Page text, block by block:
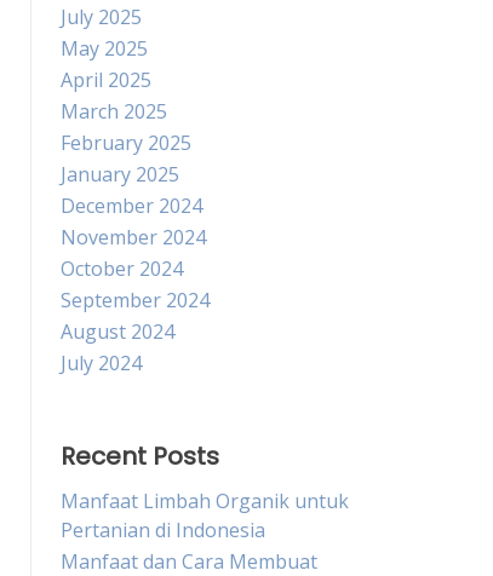
July 2025
May 2025
April 2025
March 2025
February 2025
January 2025
December 2024
November 2024
October 2024
September 2024
August 2024
July 2024
Recent Posts
Manfaat Limbah Organik untuk
Pertanian di Indonesia
Manfaat dan Cara Membuat